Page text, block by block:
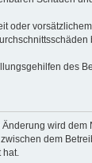
des
wird dem
dem
hat.